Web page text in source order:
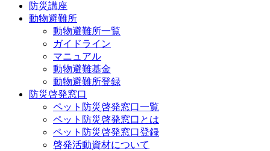
防災講座
動物避難所
動物避難所一覧
ガイドライン
マニュアル
動物避難基金
動物避難所登録
防災啓発窓口
ペット防災啓発窓口一覧
ペット防災啓発窓口とは
ペット防災啓発窓口登録
啓発活動資材について